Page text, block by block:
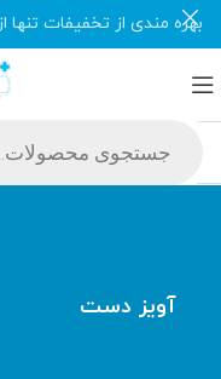
آویز دست
بهره مندی از تخفیفات